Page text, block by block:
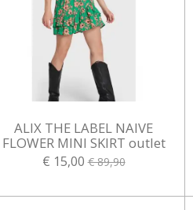
ALIX THE LABEL NAIVE
FLOWER MINI SKIRT outlet
€ 15,00 € 89,90